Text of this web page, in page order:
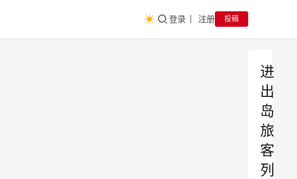
登录 注册 投稿
进
出
岛
旅
客
列